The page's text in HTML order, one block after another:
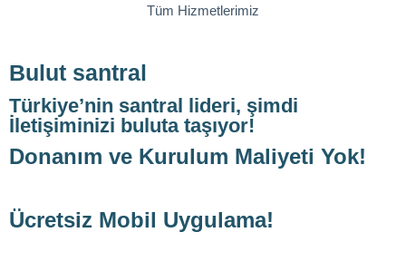
Tüm Hizmetlerimiz
Bulut santral
Türkiye’nin santral lideri, şimdi
İletişiminizi buluta taşıyor!
Donanım ve Kurulum Maliyeti Yok!
Ücretsiz Mobil Uygulama!